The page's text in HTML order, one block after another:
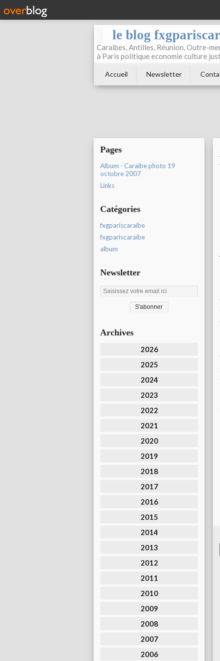
le blog
Caraibes, Antilles, Réunion, Outre-
à Paris politique economie culture
Accueil Newsletter
Pages
Album - Caraibe photo 19
octobre 2007
Links
Catégories
fxgpariscaraibe
fxgpariscaraïbe
album
Newsletter
Archives
2026
2025
2024
2023
2022
2021
2020
2019
2018
2017
2016
2015
2014
2013
2012
2011
2010
2009
2008
2007
2006